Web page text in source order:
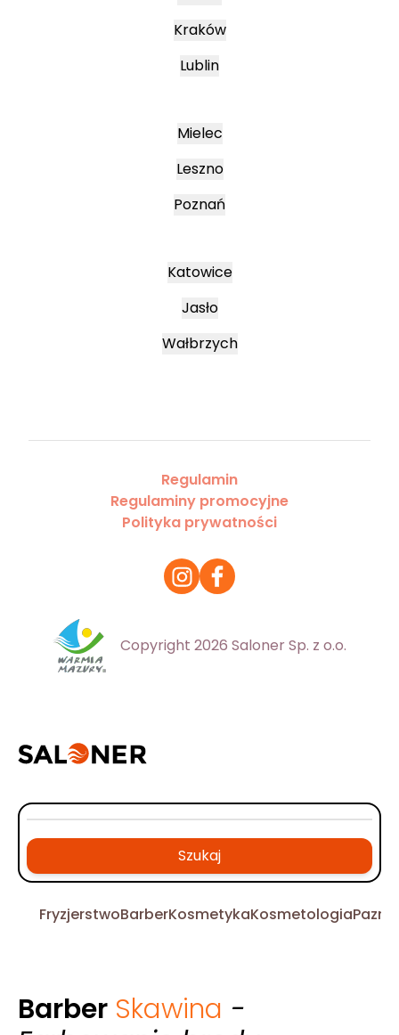
Kraków
Lublin
Mielec
Leszno
Poznań
Katowice
Jasło
Wałbrzych
Regulamin
Regulaminy promocyjne
Polityka prywatności
Copyright 2026 Saloner Sp. z o.o.
Szukaj
FryzjerstwoBarberKosmetykaKosmetologia
Barber Skawina -